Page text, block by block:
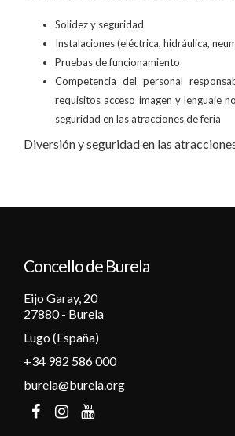
Solidez y seguridad
Instalaciones (eléctrica, hidráulica,
Pruebas de funcionamiento
Competencia del personal
requisitos acceso imagen y lenguaje
seguridad en las atracciones de feria
Diversión y seguridad en las
Concello de Burela
Eijo Garay, 20
27880 - Burela
Lugo (España)
+34 982 586 000
burela@burela.org